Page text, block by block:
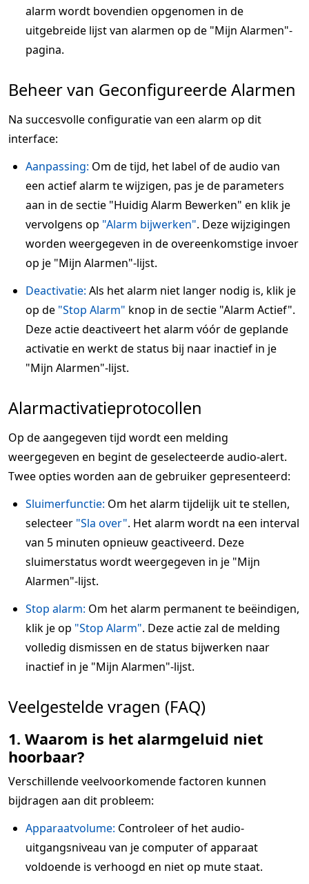
alarm wordt bovendien opgenomen in de
uitgebreide lijst van alarmen op de "Mijn Alarmen"-
pagina.
Beheer van Geconfigureerde Alarmen
Na succesvolle configuratie van een alarm op dit
interface:
Aanpassing: Om de tijd, het label of de audio van
een actief alarm te wijzigen, pas je de parameters
aan in de sectie "Huidig Alarm Bewerken" en klik je
vervolgens op "Alarm bijwerken". Deze wijzigingen
worden weergegeven in de overeenkomstige invoer
op je "Mijn Alarmen"-lijst.
Deactivatie: Als het alarm niet langer nodig is, klik je
op de "Stop Alarm" knop in de sectie "Alarm Actief".
Deze actie deactiveert het alarm vóór de geplande
activatie en werkt de status bij naar inactief in je
"Mijn Alarmen"-lijst.
Alarmactivatieprotocollen
Op de aangegeven tijd wordt een melding
weergegeven en begint de geselecteerde audio-alert.
Twee opties worden aan de gebruiker gepresenteerd:
Sluimerfunctie: Om het alarm tijdelijk uit te stellen,
selecteer "Sla over". Het alarm wordt na een interval
van 5 minuten opnieuw geactiveerd. Deze
sluimerstatus wordt weergegeven in je "Mijn
Alarmen"-lijst.
Stop alarm: Om het alarm permanent te beëindigen,
klik je op "Stop Alarm". Deze actie zal de melding
volledig dismissen en de status bijwerken naar
inactief in je "Mijn Alarmen"-lijst.
Veelgestelde vragen (FAQ)
1. Waarom is het alarmgeluid niet
hoorbaar?
Verschillende veelvoorkomende factoren kunnen
bijdragen aan dit probleem:
Apparaatvolume: Controleer of het audio-
uitgangsniveau van je computer of apparaat
voldoende is verhoogd en niet op mute staat.